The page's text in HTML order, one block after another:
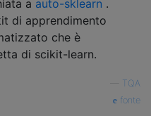
a auto-sklearn .
di apprendimento
che è
di scikit-learn.
TQA
fonte